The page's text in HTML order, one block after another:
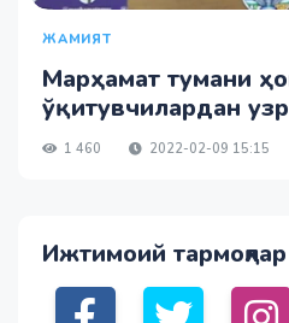
ЖАМИЯТ
Марҳамат тумани
ўқитувчилардан
1 460 2022-02-09 15:15
Ижтимоий тармоқлар